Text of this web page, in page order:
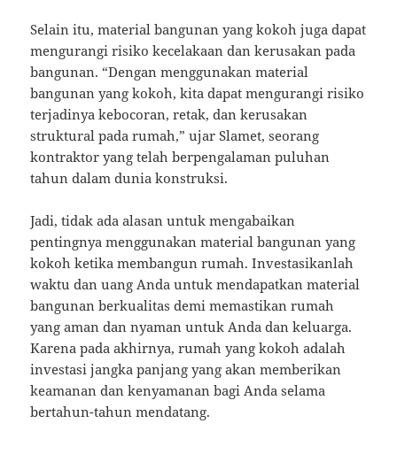
Selain itu, material bangunan yang kokoh juga dapat
mengurangi risiko kecelakaan dan kerusakan pada
bangunan. “Dengan menggunakan material
bangunan yang kokoh, kita dapat mengurangi risiko
terjadinya kebocoran, retak, dan kerusakan
struktural pada rumah,” ujar Slamet, seorang
kontraktor yang telah berpengalaman puluhan
tahun dalam dunia konstruksi.
Jadi, tidak ada alasan untuk mengabaikan
pentingnya menggunakan material bangunan yang
kokoh ketika membangun rumah. Investasikanlah
waktu dan uang Anda untuk mendapatkan material
bangunan berkualitas demi memastikan rumah
yang aman dan nyaman untuk Anda dan keluarga.
Karena pada akhirnya, rumah yang kokoh adalah
investasi jangka panjang yang akan memberikan
keamanan dan kenyamanan bagi Anda selama
bertahun-tahun mendatang.